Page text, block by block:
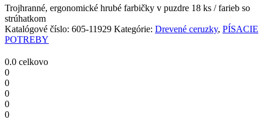
ks
Puzdro
so
strúhatkom
Trojhranné, ergonomické hrubé farbičky v puzdre 18 ks / farieb so
strúhatkom
Katalógové číslo: 605-11929 Kategórie: Drevené ceruzky, PÍSACIE
POTREBY
0.0 celkovo
0
0
0
0
0